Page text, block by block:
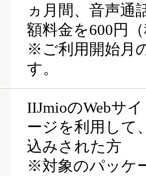
ヵ月間、音声通
額料金を600円
※ご利用開始月
す。
IIJmioのWebサ
ージを利用して
込みされた方
※対象のパッケ